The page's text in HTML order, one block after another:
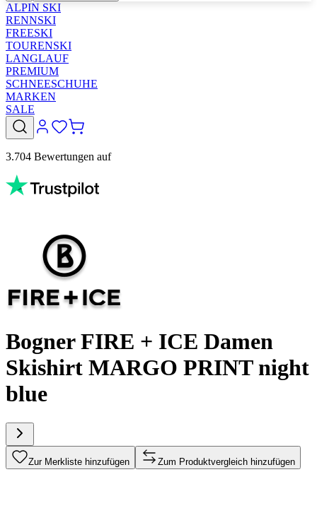
ALPIN SKI
RENNSKI
FREESKI
TOURENSKI
LANGLAUF
PREMIUM
SCHNEESCHUHE
MARKEN
SALE
3.704 Bewertungen auf
Bogner FIRE + ICE Damen
Skishirt MARGO PRINT night
blue
Zur Merkliste hinzufügen Zum Produktvergleich hinzufügen